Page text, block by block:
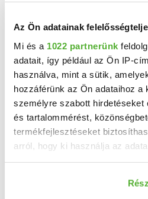
Az Ön adatainak
Mi és a 1022 partnerünk
adatait, így például az Ön IP-
használva, mint a sütik,
hozzáférünk az Ön adataihoz a
személyre szabott hirdetéseket
és tartalommérést,
termékfejlesztéseket
arról, hogy ki használja az
Információgyűjtés az Ön
Köröstarcsa, Kossuth